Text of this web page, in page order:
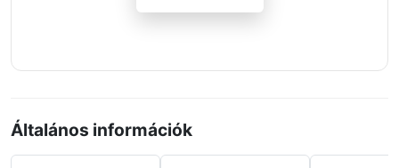
Általános információk